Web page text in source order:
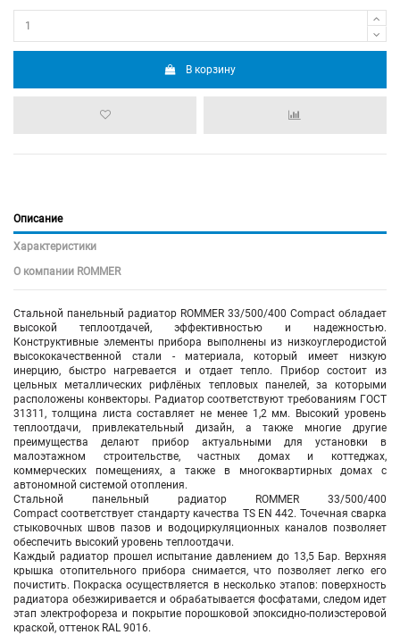
В корзину
Описание
Характеристики
О компании ROMMER
Стальной панельный радиатор ROMMER 33/500/400 Compact обладает
высокой теплоотдачей, эффективностью и надежностью.
Конструктивные элементы прибора выполнены из низкоуглеродистой
высококачественной стали - материала, который имеет низкую
инерцию, быстро нагревается и отдает тепло. Прибор состоит из
цельных металлических рифлёных тепловых панелей, за которыми
расположены конвекторы. Радиатор соответствуют требованиям ГОСТ
31311, толщина листа составляет не менее 1,2 мм. Высокий уровень
теплоотдачи, привлекательный дизайн, а также многие другие
преимущества делают прибор актуальными для установки в
малоэтажном строительстве, частных домах и коттеджах,
коммерческих помещениях, а также в многоквартирных домах с
автономной системой отопления.
Стальной панельный радиатор ROMMER 33/500/400
Compact соответствует стандарту качества TS EN 442. Точечная сварка
стыковочных швов пазов и водоциркуляционных каналов позволяет
обеспечить высокий уровень теплоотдачи.
Каждый радиатор прошел испытание давлением до 13,5 Бар. Верхняя
крышка отопительного прибора снимается, что позволяет легко его
почистить. Покраска осуществляется в несколько этапов: поверхность
радиатора обезжиривается и обрабатывается фосфатами, следом идет
этап электрофореза и покрытие порошковой эпоксидно-полиэстеровой
краской, оттенок RAL 9016.